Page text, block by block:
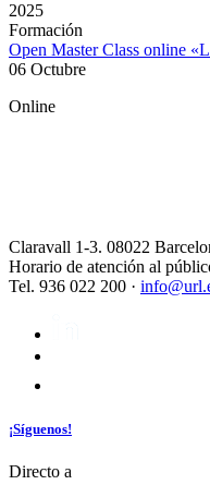
2025
Formación
Open Master Class online
06 Octubre
Online
Claravall 1-3. 08022
Horario de atención al
Tel. 936 022 200 ·
¡Síguenos!
Directo a